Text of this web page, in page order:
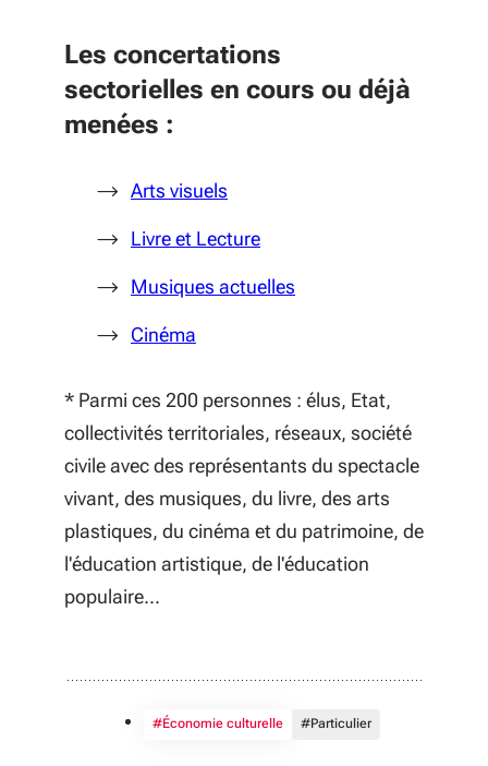
Les concertations
sectorielles en cours ou déjà
menées :
Arts visuels
Livre et Lecture
Musiques actuelles
Cinéma
* Parmi ces 200 personnes : élus, Etat,
collectivités territoriales, réseaux, société
civile avec des représentants du spectacle
vivant, des musiques, du livre, des arts
plastiques, du cinéma et du patrimoine, de
l'éducation artistique, de l'éducation
populaire...
#Économie culturelle #Particulier